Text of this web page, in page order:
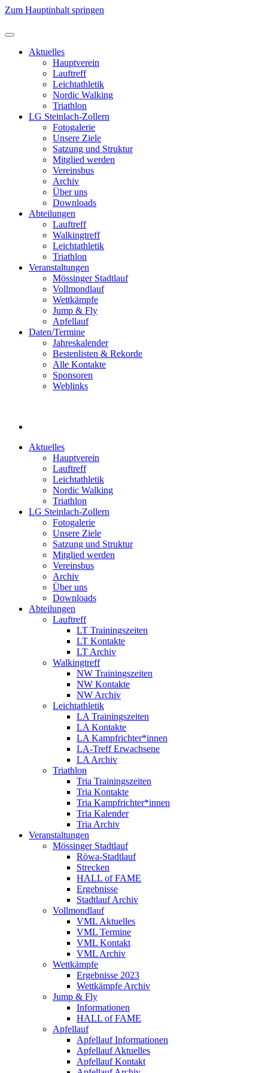
Zum Hauptinhalt springen
Aktuelles
Hauptverein
Lauftreff
Leichtathletik
Nordic Walking
Triathlon
LG Steinlach-Zollern
Fotogalerie
Unsere Ziele
Satzung und Struktur
Mitglied werden
Vereinsbus
Archiv
Über uns
Downloads
Abteilungen
Lauftreff
Walkingtreff
Leichtathletik
Triathlon
Veranstaltungen
Mössinger Stadtlauf
Vollmondlauf
Wettkämpfe
Jump & Fly
Apfellauf
Daten/Termine
Jahreskalender
Bestenlisten & Rekorde
Alle Kontakte
Sponsoren
Weblinks
Aktuelles
Hauptverein
Lauftreff
Leichtathletik
Nordic Walking
Triathlon
LG Steinlach-Zollern
Fotogalerie
Unsere Ziele
Satzung und Struktur
Mitglied werden
Vereinsbus
Archiv
Über uns
Downloads
Abteilungen
Lauftreff
LT Trainingszeiten
LT Kontakte
LT Archiv
Walkingtreff
NW Trainingszeiten
NW Kontakte
NW Archiv
Leichtathletik
LA Trainingszeiten
LA Kontakte
LA Kampfrichter*innen
LA-Treff Erwachsene
LA Archiv
Triathlon
Tria Trainingszeiten
Tria Kontakte
Tria Kampfrichter*innen
Tria Kalender
Tria Archiv
Veranstaltungen
Mössinger Stadtlauf
Röwa-Stadtlauf
Strecken
HALL of FAME
Ergebnisse
Stadtlauf Archiv
Vollmondlauf
VML Aktuelles
VML Termine
VML Kontakt
VML Archiv
Wettkämpfe
Ergebnisse 2023
Wettkämpfe Archiv
Jump & Fly
Informationen
HALL of FAME
Apfellauf
Apfellauf Informationen
Apfellauf Aktuelles
Apfellauf Kontakt